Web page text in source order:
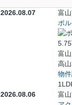
2026.08.07
富
ポ
富
高
物
2026.08.06
富